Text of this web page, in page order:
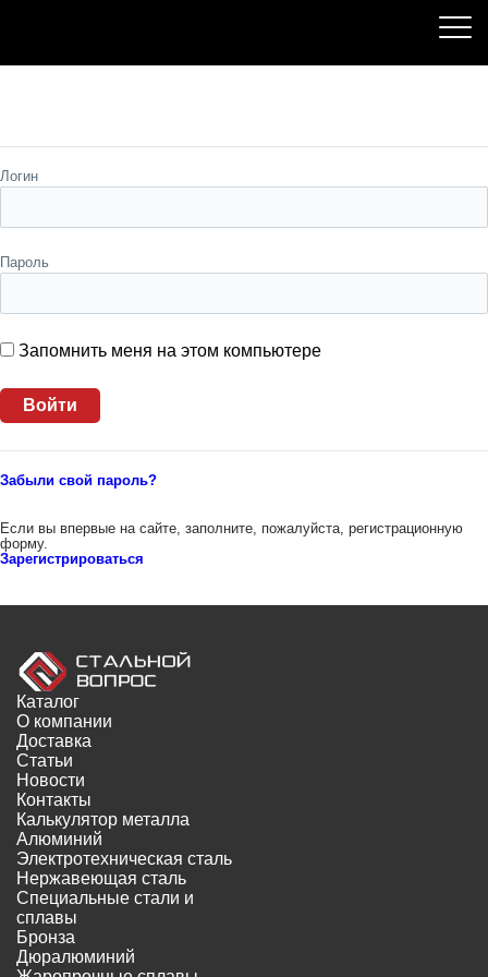
Логин
Пароль
Запомнить меня на этом компьютере
Забыли свой пароль?
Если вы впервые на сайте, заполните, пожалуйста, регистрационную
форму.
Зарегистрироваться
Каталог
О компании
Доставка
Статьи
Новости
Контакты
Калькулятор металла
Алюминий
Электротехническая сталь
Нержавеющая сталь
Специальные стали и
сплавы
Бронза
Дюралюминий